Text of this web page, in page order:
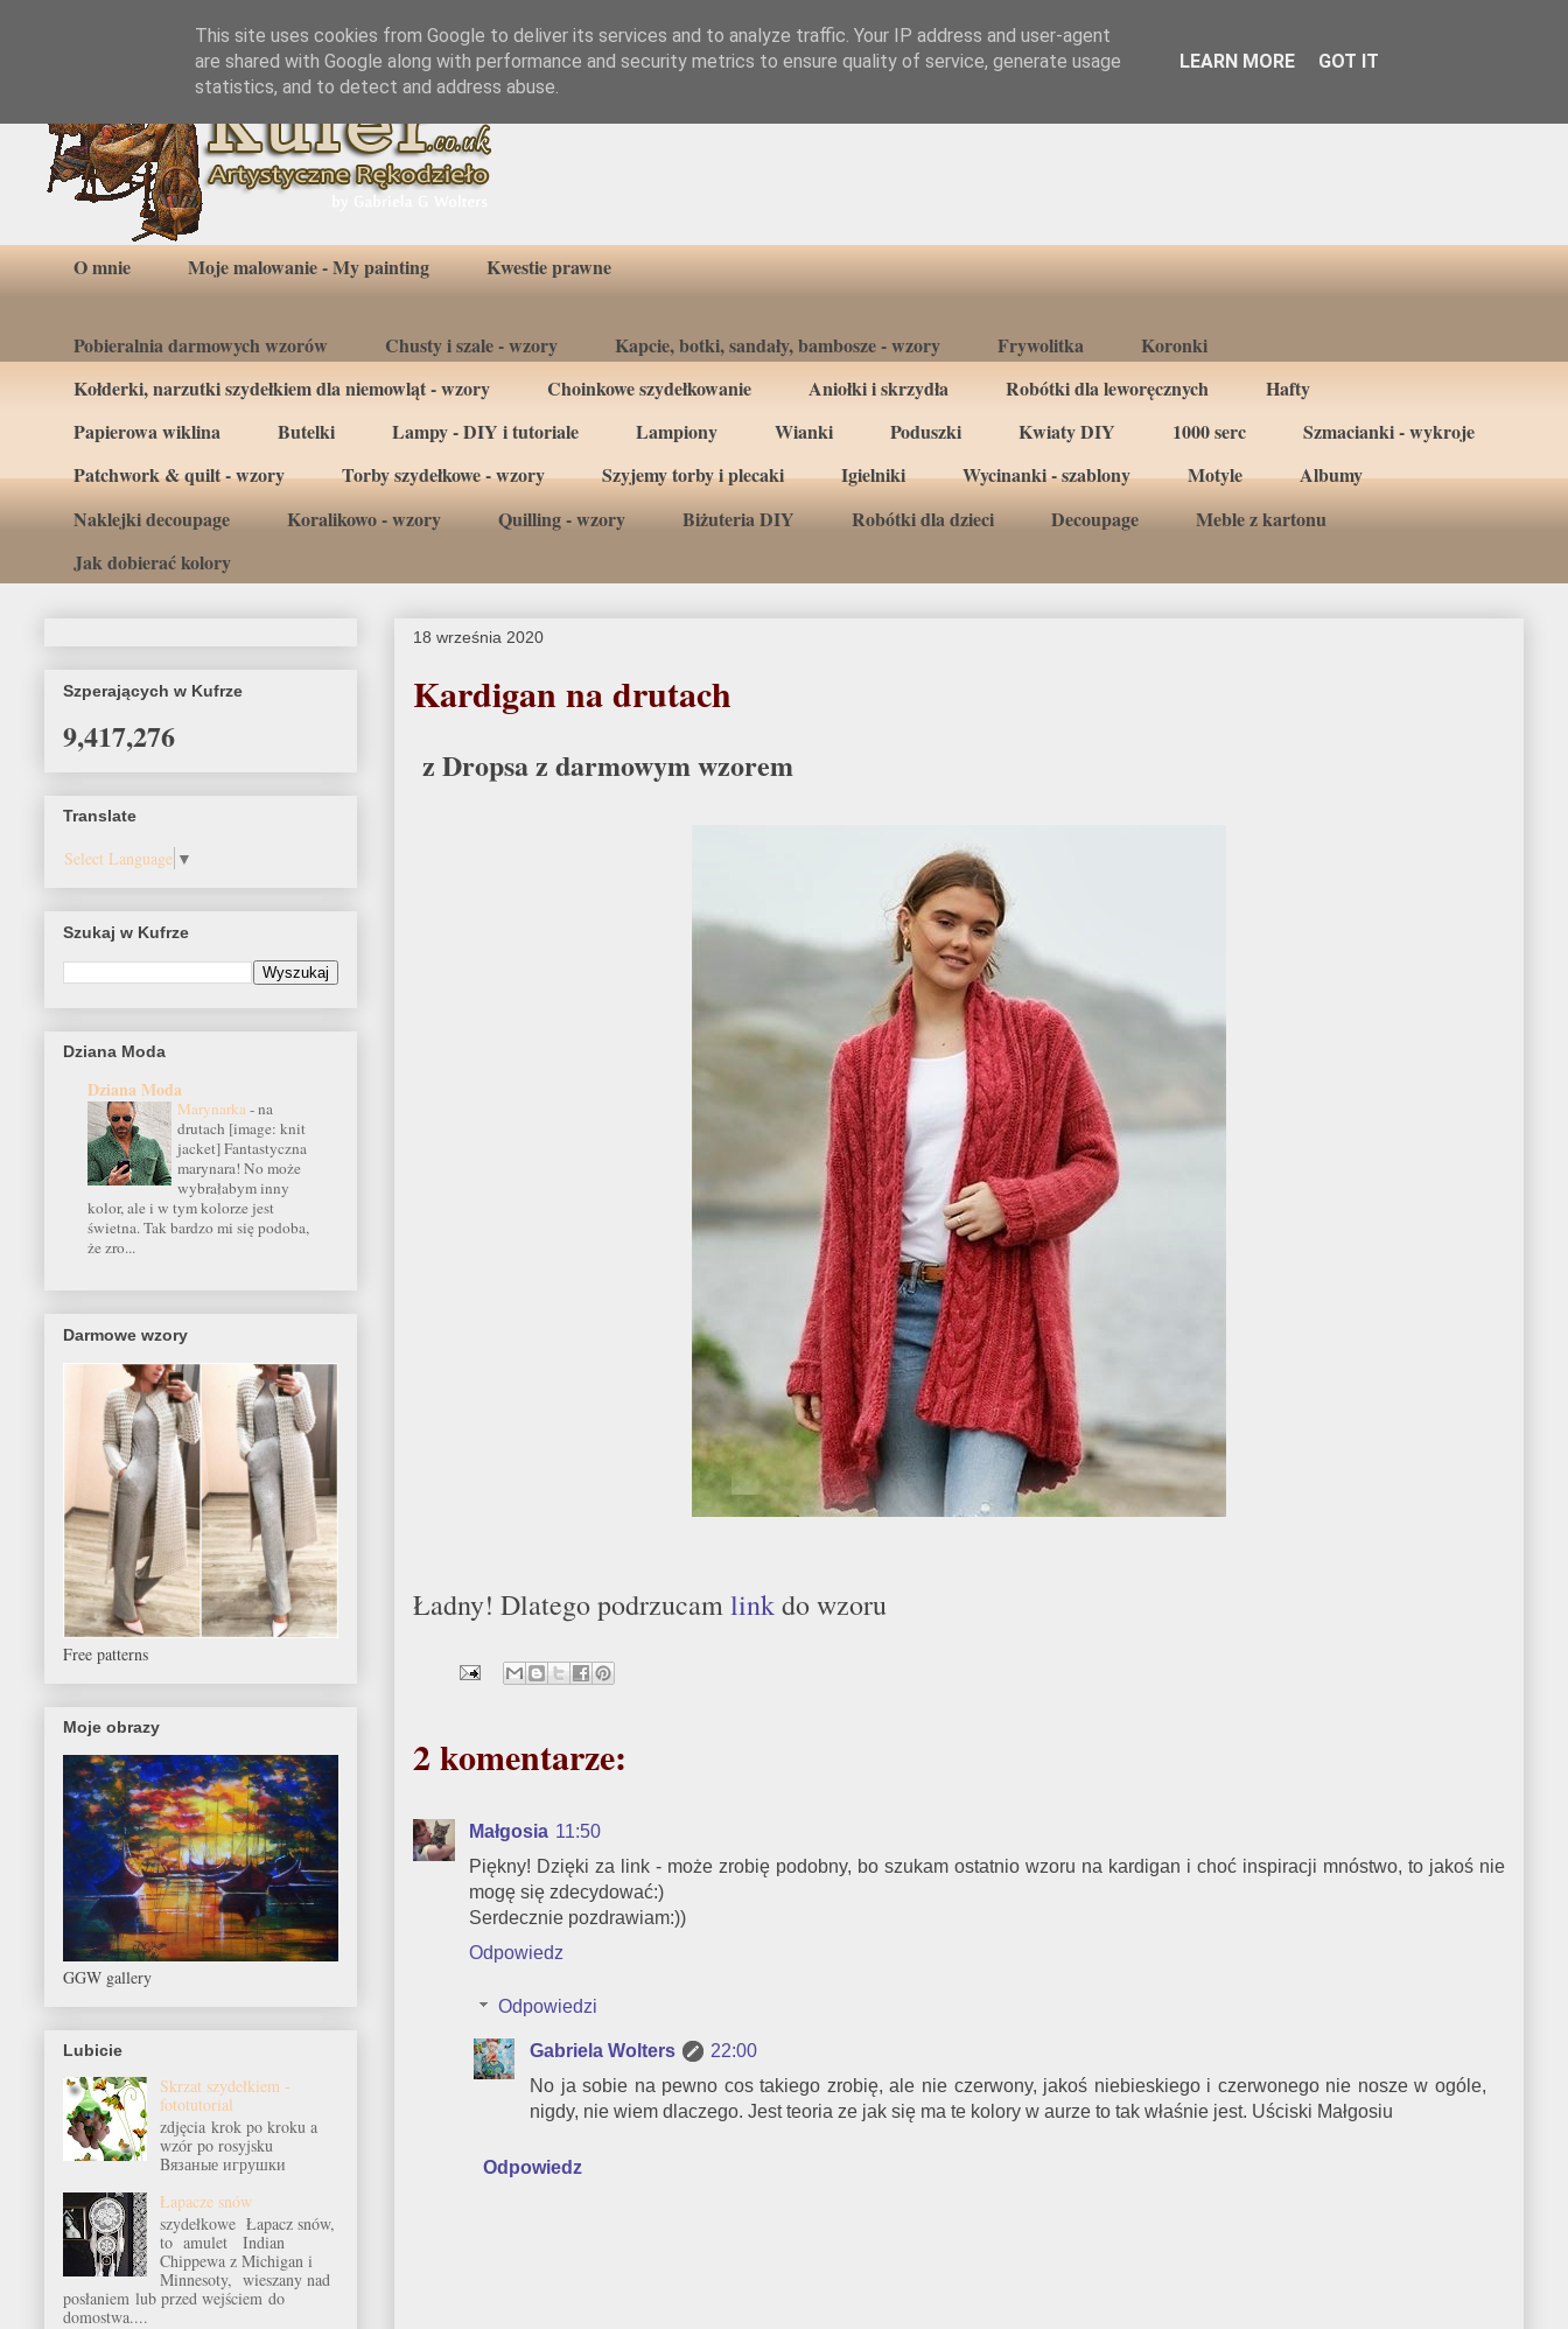
O mnie Moje malowanie - My painting Kwestie prawne
Pobieralnia darmowych wzorów Chusty i szale - wzory Kapcie, botki, sandały, bambosze - wzory Frywolitka
Koronki
Kołderki, narzutki szydełkiem dla niemowląt - wzory
Choinkowe szydełkowanie Aniołki i skrzydła Robótki dla leworęcznych
Hafty
Papierowa wiklina
Butelki Lampy - DIY i tutoriale Lampiony Wianki Poduszki Kwiaty DIY 1000 serc
Szmacianki - wykroje
Patchwork & quilt - wzory
Torby szydełkowe - wzory Szyjemy torby i plecaki Igielniki Wycinanki - szablony Motyle
Albumy
Naklejki decoupage
Koralikowo - wzory Quilling - wzory Biżuteria DIY Robótki dla dzieci Decoupage
Meble z kartonu
Jak dobierać kolory
18 września 2020
Kardigan na drutach
z Dropsa z darmowym wzorem
Ładny! Dlatego podrzucamlinkdo wzoru
2 komentarze:
Małgosia 11:50
Piękny! Dzięki za link - może zrobię podobny, bo szukam ostatnio wzoru na kardigan i choć inspiracji mnóstwo, to jakoś nie
mogę się zdecydować:)
Serdecznie pozdrawiam:))
Odpowiedz
Odpowiedzi
Gabriela Wolters
22:00
No ja sobie na pewno cos takiego zrobię, ale nie czerwony, jakoś niebieskiego i czerwonego nie nosze w ogóle,
nigdy, nie wiem dlaczego. Jest teoria ze jak się ma te kolory w aurze to tak właśnie jest. Uściski Małgosiu
Odpowiedz
Szperających w Kufrze
9,417,276
Translate
Select Language ▼
Szukaj w Kufrze
Dziana Moda
Dziana Moda
Marynarka-na
drutach [image: knit
jacket] Fantastyczna
marynara! No może
wybrałabym inny
kolor, ale i w tym kolorze jest
świetna. Tak bardzo mi się podoba,
że zro...
Darmowe wzory
Free patterns
Moje obrazy
GGW gallery
Lubicie
Skrzat szydełkiem -
fototutorial
zdjęcia krok po kroku a
wzór po rosyjsku
Bязаные игрушки
Łapacze snów
szydełkowe Łapacz snów,
to amulet Indian
Chippewa z Michigan i
Minnesoty, wieszany nad
posłaniem lub przed wejściem do
domostwa....
This site uses cookies from Google to deliver its services and to analyze traffic. Your IP address and user-agent
are shared with Google along with performance and security metrics to ensure quality of service, generate usage
statistics, and to detect and address abuse.
LEARN MORE GOT IT